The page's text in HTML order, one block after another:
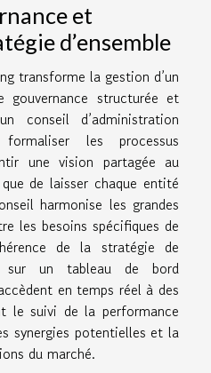
et
d’ensemble
transforme la gestion d’un
gouvernance structurée et
conseil d’administration
les processus
une vision partagée au
de laisser chaque entité
harmonise les grandes
les besoins spécifiques de
de la stratégie de
sur un tableau de bord
en temps réel à des
le suivi de la performance
synergies potentielles et la
du marché.